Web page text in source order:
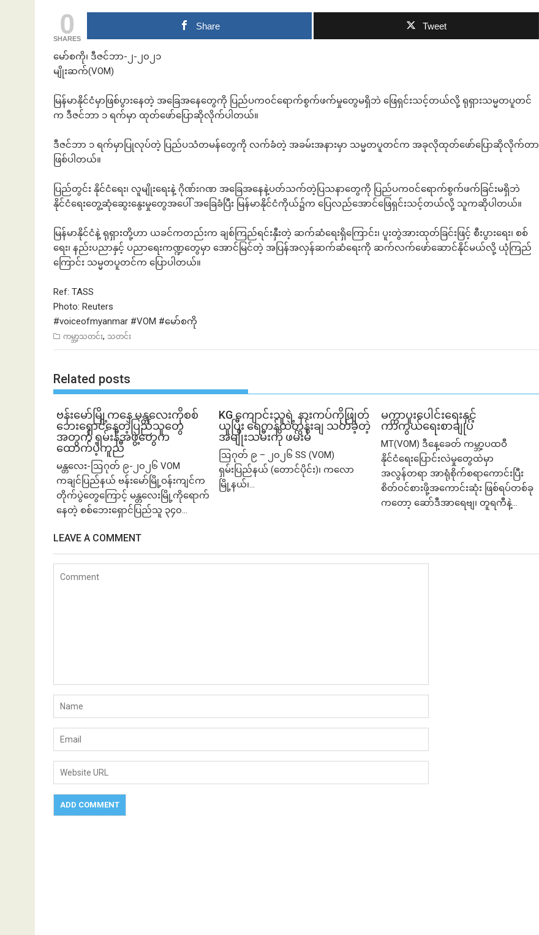
0
SHARES
Share Tweet
မော်စကို၊ ဒီဇင်ဘာ-၂-၂၀၂၁
မျိုးဆက်(VOM)
မြန်မာနိုင်ငံမှာဖြစ်ပွားနေတဲ့ အခြေအနေတွေကို ပြည်ပက၀င်ရောက်စွက်ဖက်မှုတွေမရှိဘဲ ဖြေရှင်းသင့်တယ်လို့ ရုရှားသမ္မတပူတင်
က ဒီဇင်ဘာ ၁ ရက်မှာ ထုတ်ဖော်ပြောဆိုလိုက်ပါတယ်။
ဒီဇင်ဘာ ၁ ရက်မှာပြုလုပ်တဲ့ ပြည်ပသံတမန်တွေကို လက်ခံတဲ့ အခမ်းအနားမှာ သမ္မတပူတင်က အခုလိုထုတ်ဖော်ပြောဆိုလိုက်တာ
ဖြစ်ပါတယ်။
ပြည်တွင်း နိုင်ငံရေး၊ လူမျိုးရေးနဲ့ ဂိုဏ်းဂဏ အခြေအနေနဲ့ပတ်သက်တဲ့ပြသနာတွေကို ပြည်ပက၀င်ရောက်စွက်ဖက်ခြင်းမရှိဘဲ
နိုင်ငံရေးတွေ့ဆုံဆွေးနွေးမှုတွေအပေါ် အခြေခံပြီး မြန်မာနိုင်ငံကိုယ်၌က ပြေလည်အောင်ဖြေရှင်းသင့်တယ်လို့ သူကဆိုပါတယ်။
မြန်မာနိုင်ငံနဲ့ ရုရှားတို့ဟာ ယခင်ကတည်းက ချစ်ကြည်ရင်းနှီးတဲ့ ဆက်ဆံရေးရှိကြောင်း၊ ပူးတွဲအားထုတ်ခြင်းဖြင့် စီးပွားရေး၊ စစ်
ရေး၊ နည်းပညာနှင့် ပညာရေးကဏ္ဍတွေမှာ အောင်မြင်တဲ့ အပြန်အလှန်ဆက်ဆံရေးကို ဆက်လက်ဖော်ဆောင်နိုင်မယ်လို့ ယုံကြည်
ကြောင်း သမ္မတပူတင်က ပြောပါတယ်။
Ref: TASS
Photo: Reuters
#voiceofmyanmar #VOM #မော်စကို
ကမ္ဘာ့သတင်း, သတင်း
Related posts
ဗန်းမော်မြို့ကနေ မန္တလေးကိုစစ်
ဘေးရှောင်နေတဲ့ပြည်သူတွေ
အတွက် ရှမ်းနီအဖွဲ့တွေက
ထောက်ပံ့ကူညီ
မန္တလေး-ဩဂုတ် ၉-၂၀၂၆ VOM
ကချင်ပြည်နယ် ဗန်းမော်မြို့ဝန်းကျင်က
တိုက်ပွဲတွေကြောင့် မန္တလေးမြို့ကိုရောက်
နေတဲ့ စစ်ဘေးရှောင်ပြည်သူ ၃၄၀...
KG ကျောင်းသူရဲ့ နားကပ်ကိုဖြုတ်
ယူပြီး ရေကန်ထဲတွန်းချ သတ်ခဲ့တဲ့
အမျိုးသမီးကို ဖမ်းမိ
ဩဂုတ် ၉ – ၂၀၂၆ SS (VOM)
ရှမ်းပြည်နယ် (တောင်ပိုင်း)၊ ကလော
မြို့နယ်၊...
မက္ကာပူးပေါင်းရေးနှင့်
ကာကွယ်ရေးစာချုပ်
MT(VOM) ​ဒီနေ့ခေတ် ကမ္ဘာ့ပထဝီ
နိုင်ငံရေးပြောင်းလဲမှုတွေထဲမှာ
အလွန်တရာ အာရုံစိုက်စရာကောင်းပြီး
စိတ်ဝင်စားဖို့အကောင်းဆုံး ဖြစ်ရပ်တစ်ခု
ကတော့ ဆော်ဒီအာရေဗျ၊ တူရကီနဲ့...
LEAVE A COMMENT